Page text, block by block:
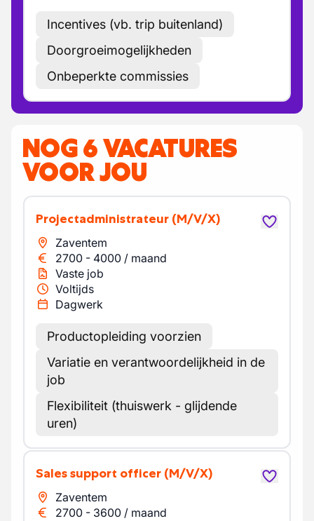
Incentives (vb. trip buitenland)
Doorgroeimogelijkheden
Onbeperkte commissies
NOG 6 VACATURES
VOOR JOU
Projectadministrateur (M/V/X)
Zaventem
2700 - 4000 / maand
Vaste job
Voltijds
Dagwerk
Productopleiding voorzien
Variatie en verantwoordelijkheid in de
job
Flexibiliteit (thuiswerk - glijdende
uren)
Sales support officer (M/V/X)
Zaventem
2700 - 3600 / maand